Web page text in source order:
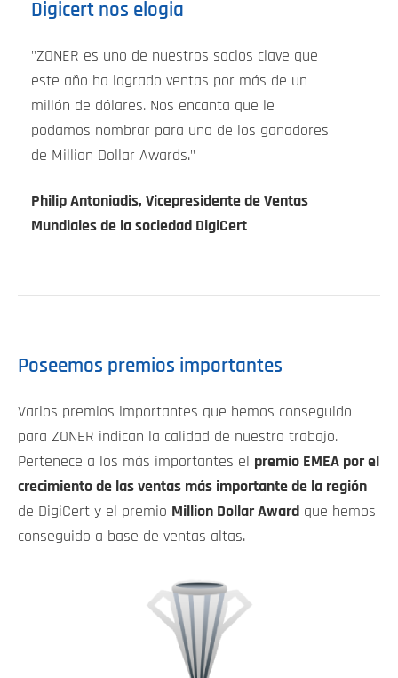
Digicert nos elogia
"ZONER es uno de nuestros socios clave que
este año ha logrado ventas por más de un
millón de dólares. Nos encanta que le
podamos nombrar para uno de los ganadores
de Million Dollar Awards."
Philip Antoniadis, Vicepresidente de Ventas
Mundiales de la sociedad DigiCert
Poseemos premios importantes
Varios premios importantes que hemos conseguido
para ZONER indican la calidad de nuestro trabajo.
Pertenece a los más importantes el premio EMEA por el
crecimiento de las ventas más importante de la región
de DigiCert y el premio Million Dollar Award que hemos
conseguido a base de ventas altas.